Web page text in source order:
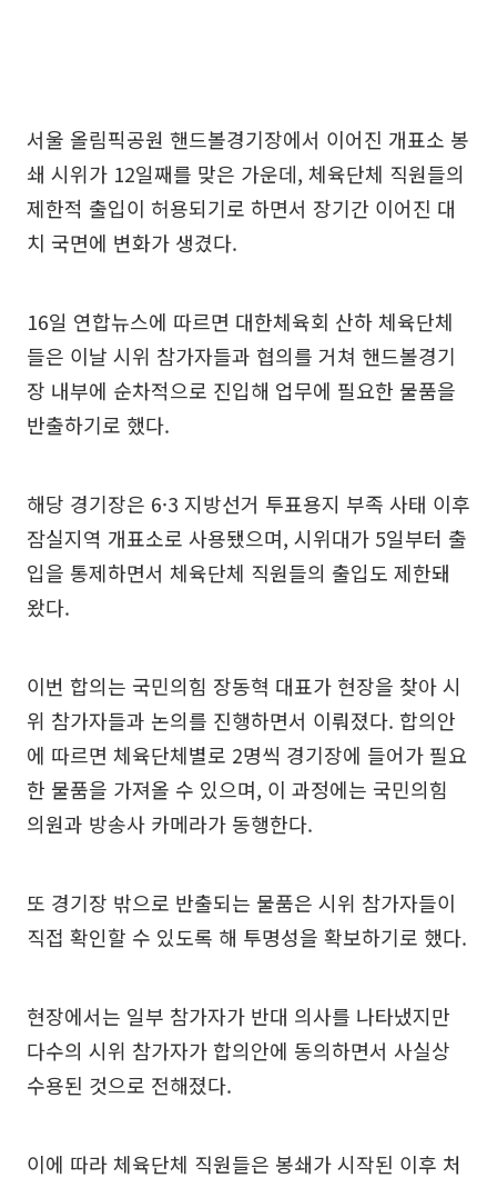
서울 올림픽공원 핸드볼경기장에서 이어진 개표소 봉
쇄 시위가 12일째를 맞은 가운데, 체육단체 직원들의
제한적 출입이 허용되기로 하면서 장기간 이어진 대
치 국면에 변화가 생겼다.
16일 연합뉴스에 따르면 대한체육회 산하 체육단체
들은 이날 시위 참가자들과 협의를 거쳐 핸드볼경기
장 내부에 순차적으로 진입해 업무에 필요한 물품을
반출하기로 했다.
해당 경기장은 6·3 지방선거 투표용지 부족 사태 이후
잠실지역 개표소로 사용됐으며, 시위대가 5일부터 출
입을 통제하면서 체육단체 직원들의 출입도 제한돼
왔다.
이번 합의는 국민의힘 장동혁 대표가 현장을 찾아 시
위 참가자들과 논의를 진행하면서 이뤄졌다. 합의안
에 따르면 체육단체별로 2명씩 경기장에 들어가 필요
한 물품을 가져올 수 있으며, 이 과정에는 국민의힘
의원과 방송사 카메라가 동행한다.
또 경기장 밖으로 반출되는 물품은 시위 참가자들이
직접 확인할 수 있도록 해 투명성을 확보하기로 했다.
현장에서는 일부 참가자가 반대 의사를 나타냈지만
다수의 시위 참가자가 합의안에 동의하면서 사실상
수용된 것으로 전해졌다.
이에 따라 체육단체 직원들은 봉쇄가 시작된 이후 처